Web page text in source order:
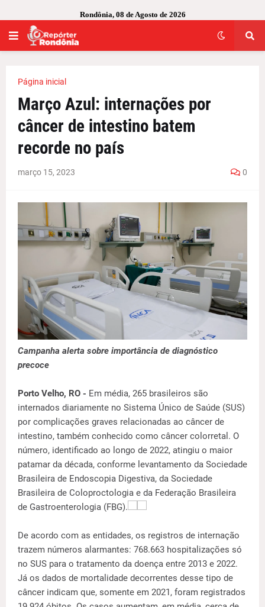
Rondônia, 08 de Agosto de 2026
Página inicial
Março Azul: internações por
câncer de intestino batem
recorde no país
março 15, 2023 0
Campanha alerta sobre importância de diagnóstico
precoce
Porto Velho, RO - Em média, 265 brasileiros são
internados diariamente no Sistema Único de Saúde (SUS)
por complicações graves relacionadas ao câncer de
intestino, também conhecido como câncer colorretal. O
número, identificado ao longo de 2022, atingiu o maior
patamar da década, conforme levantamento da Sociedade
Brasileira de Endoscopia Digestiva, da Sociedade
Brasileira de Coloproctologia e da Federação Brasileira
de Gastroenterologia (FBG).
De acordo com as entidades, os registros de internação
trazem números alarmantes: 768.663 hospitalizações só
no SUS para o tratamento da doença entre 2013 e 2022.
Já os dados de mortalidade decorrentes desse tipo de
câncer indicam que, somente em 2021, foram registrados